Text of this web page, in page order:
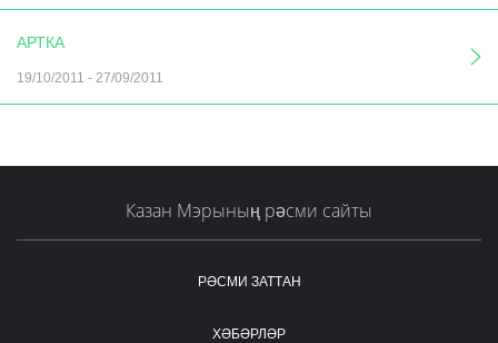
АРТКА
19/10/2011 - 27/09/2011
Казан Мэрының рәсми сайты
РӘСМИ ЗАТТАН
ХӘБӘРЛӘР